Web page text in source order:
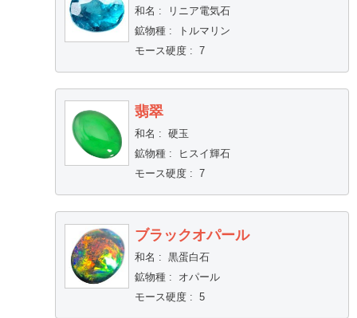
和名 :
リニア電気石
鉱物種:
トルマリン
モース硬度: 7
翡翠
和名 : 硬玉
鉱物種:
ヒスイ輝石
モース硬度: 7
ブラックオパール
和名 : 黒蛋白石
鉱物種:
オパール
モース硬度: 5